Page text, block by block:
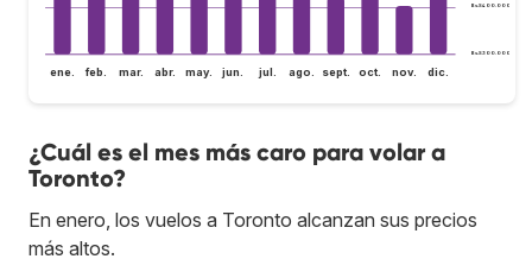
Bs.S300.000
Bs.S400.000
ene. feb. mar. abr. may. jun. jul. ago. sept. oct. nov. dic.
¿Cuál es el mes más caro para volar a
Toronto?
En enero, los vuelos a Toronto alcanzan sus precios
más altos.